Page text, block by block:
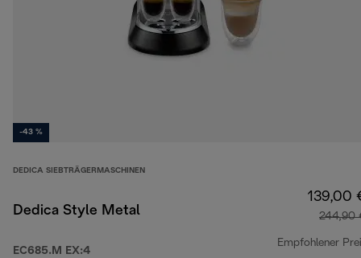
-43 %
DEDICA SIEBTRÄGERMASCHINEN
Dedica Style Metal
EC685.M EX:4
139,00
244,90
Empfohlener